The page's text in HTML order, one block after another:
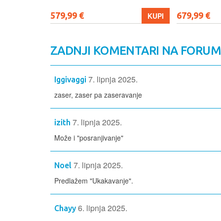
579,99 € KUPI 679,99 €
ZADNJI KOMENTARI NA
Iggivaggi 7. lipnja 2025.
zaser, zaser pa zaseravanje
izith 7. lipnja 2025.
Može i "posranjivanje"
Noel 7. lipnja 2025.
Predlažem "Ukakavanje".
Chayy 6. lipnja 2025.